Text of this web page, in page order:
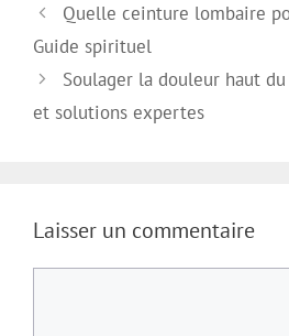
Quelle ceinture lombaire
Guide spirituel
Soulager la douleur haut
et solutions expertes
Laisser un commentaire